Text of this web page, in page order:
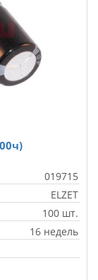
019715
ELZET
100 шт.
16 недель